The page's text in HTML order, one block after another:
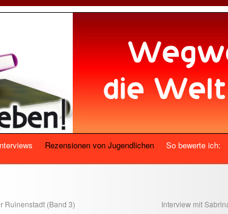
Rezensionen von Jugendlichen So bewerte ich:
Ruinenstadt (Band 3) Interview mit